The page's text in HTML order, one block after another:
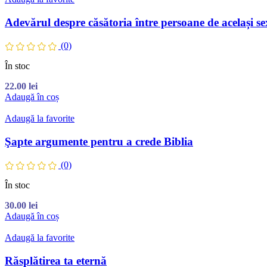
Adevărul despre căsătoria între persoane de același
(0)
În stoc
22.00 lei
Adaugă în coș
Adaugă la favorite
Şapte argumente pentru a crede Biblia
(0)
În stoc
30.00 lei
Adaugă în coș
Adaugă la favorite
Răsplătirea ta eternă